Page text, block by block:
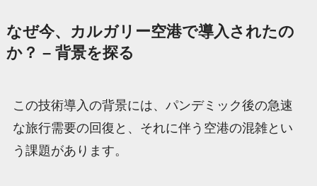
なぜ今、カルガリー空港で導入されたの
か？ – 背景を探る
この技術導入の背景には、パンデミック後の急速
な旅行需要の回復と、それに伴う空港の混雑とい
う課題があります。